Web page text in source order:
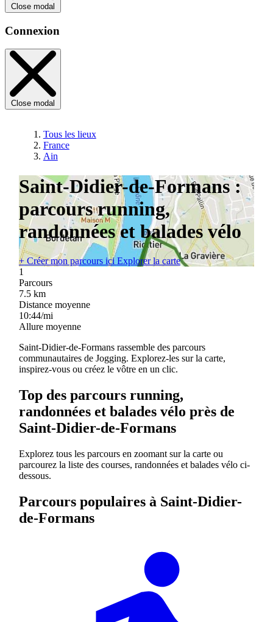
Close modal
Connexion
Close modal
Tous les lieux
France
Ain
Saint-Didier-de-Formans :
parcours running,
randonnées et balades vélo
+Créer mon parcours iciExplorer la carte
1
Parcours
7.5 km
Distance moyenne
10:44/mi
Allure moyenne
Saint-Didier-de-Formans rassemble des parcours
communautaires de Jogging. Explorez-les sur la carte,
inspirez-vous ou créez le vôtre en un clic.
Top des parcours running,
randonnées et balades vélo près de
Saint-Didier-de-Formans
Explorez tous les parcours en zoomant sur la carte ou
parcourez la liste des courses, randonnées et balades vélo ci-
dessous.
Parcours populaires à Saint-Didier-
de-Formans